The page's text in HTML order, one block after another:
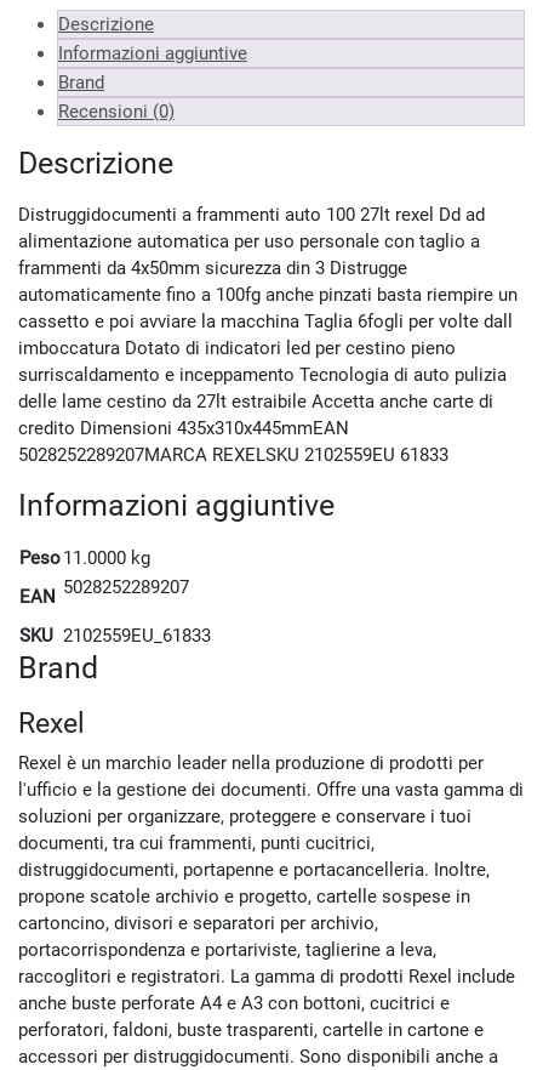
Descrizione
Informazioni aggiuntive
Brand
Recensioni (0)
Descrizione
Distruggidocumenti a frammenti auto 100 27lt rexel Dd ad
alimentazione automatica per uso personale con taglio a
frammenti da 4x50mm sicurezza din 3 Distrugge
automaticamente fino a 100fg anche pinzati basta riempire un
cassetto e poi avviare la macchina Taglia 6fogli per volte dall
imboccatura Dotato di indicatori led per cestino pieno
surriscaldamento e inceppamento Tecnologia di auto pulizia
delle lame cestino da 27lt estraibile Accetta anche carte di
credito Dimensioni 435x310x445mmEAN
5028252289207MARCA REXELSKU 2102559EU 61833
Informazioni aggiuntive
Peso11.0000 kg
EAN 5028252289207
SKU 2102559EU_61833
Brand
Rexel
Rexel è un marchio leader nella produzione di prodotti per
l'ufficio e la gestione dei documenti. Offre una vasta gamma di
soluzioni per organizzare, proteggere e conservare i tuoi
documenti, tra cui frammenti, punti cucitrici,
distruggidocumenti, portapenne e portacancelleria. Inoltre,
propone scatole archivio e progetto, cartelle sospese in
cartoncino, divisori e separatori per archivio,
portacorrispondenza e portariviste, taglierine a leva,
raccoglitori e registratori. La gamma di prodotti Rexel include
anche buste perforate A4 e A3 con bottoni, cucitrici e
perforatori, faldoni, buste trasparenti, cartelle in cartone e
accessori per distruggidocumenti. Sono disponibili anche a